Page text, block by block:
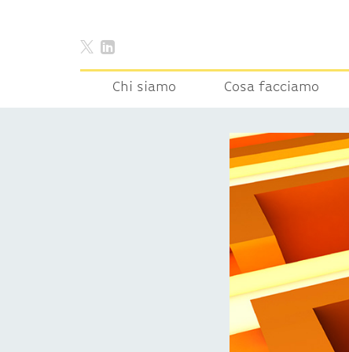
Chi siamo Cosa facciamo